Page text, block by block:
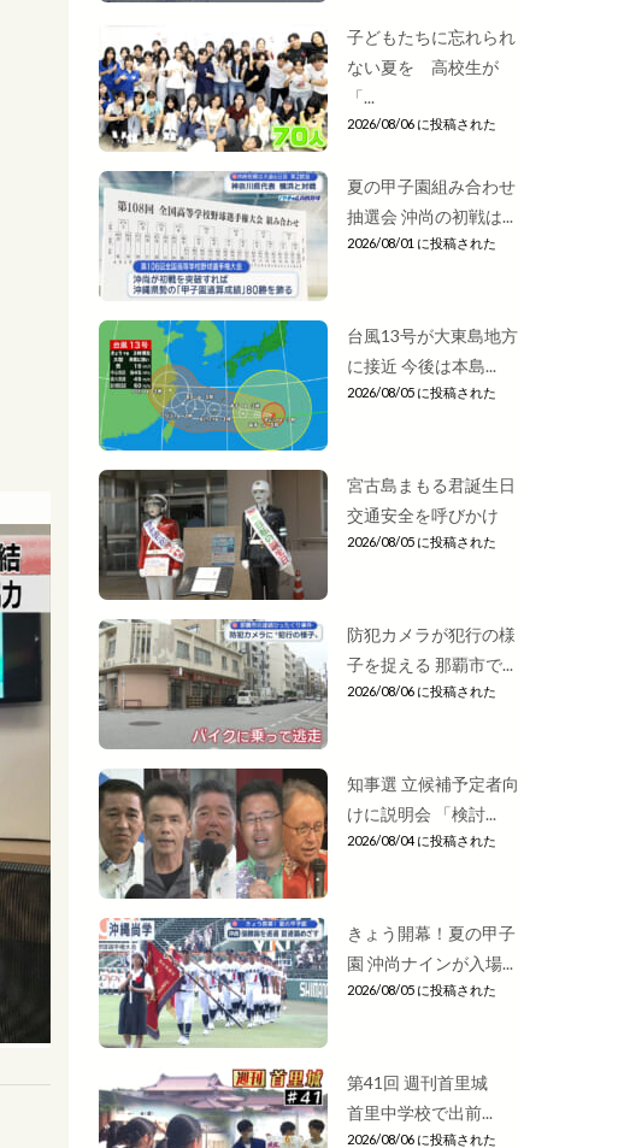
子どもたちに忘れられ
ない夏を 高校生が
「...
2026/08/06 に投稿された
夏の甲子園組み合わせ
抽選会 沖尚の初戦は...
2026/08/01 に投稿された
台風13号が大東島地方
に接近 今後は本島...
2026/08/05 に投稿された
宮古島まもる君誕生日
交通安全を呼びかけ
2026/08/05 に投稿された
防犯カメラが犯行の様
子を捉える 那覇市で...
2026/08/06 に投稿された
知事選 立候補予定者向
けに説明会 「検討...
2026/08/04 に投稿された
きょう開幕！夏の甲子
園 沖尚ナインが入場...
2026/08/05 に投稿された
第41回 週刊首里城
首里中学校で出前...
2026/08/06 に投稿された